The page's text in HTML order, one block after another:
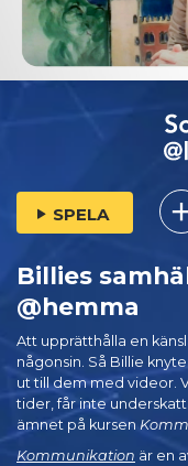
SPELA
Billies
@hemma
Att upprätthålla en
någonsin. Så Billie
ut till dem med videor.
tider, får inte
ämnet på kursen
Kommunikation är en